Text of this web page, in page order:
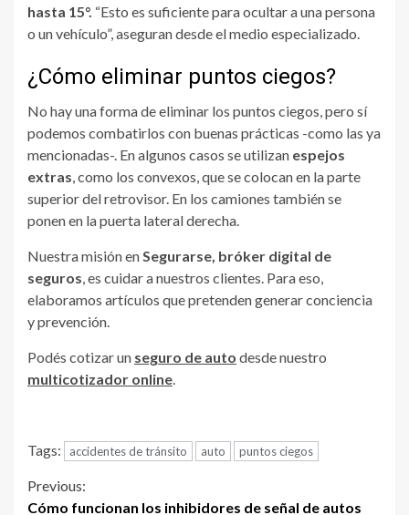
hasta 15°. “Esto es suficiente para ocultar a una persona
o un vehículo”, aseguran desde el medio especializado.
¿Cómo eliminar puntos ciegos?
No hay una forma de eliminar los puntos ciegos, pero sí
podemos combatirlos con buenas prácticas -como las ya
mencionadas-. En algunos casos se utilizan espejos
extras , como los convexos, que se colocan en la parte
superior del retrovisor. En los camiones también se
ponen en la puerta lateral derecha.
Nuestra misión en Segurarse, bróker digital de
seguros , es cuidar a nuestros clientes. Para eso,
elaboramos artículos que pretenden generar conciencia
y prevención.
Podés cotizar un seguro de auto desde nuestro
multicotizador online
Tags: accidentes de tránsito auto puntos ciegos
Continue
Previous:
Cómo funcionan los inhibidores de señal de autos